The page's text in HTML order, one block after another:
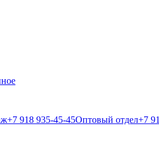
+7 918 935-45-45Оптовый отдел+7